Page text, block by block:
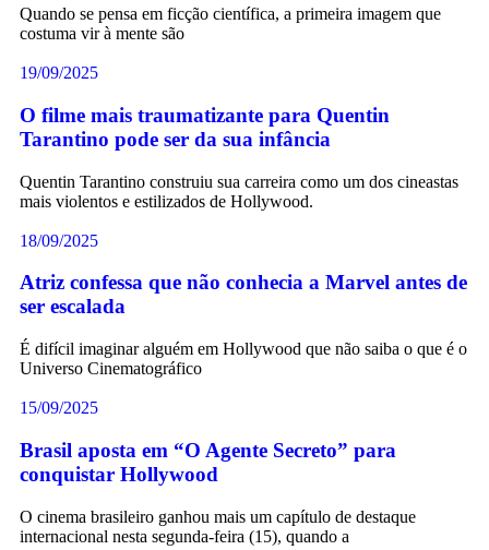
Quando se pensa em ficção científica, a primeira imagem que
costuma vir à mente são
19/09/2025
O filme mais traumatizante para Quentin
Tarantino pode ser da sua infância
Quentin Tarantino construiu sua carreira como um dos cineastas
mais violentos e estilizados de Hollywood.
18/09/2025
Atriz confessa que não conhecia a Marvel antes de
ser escalada
É difícil imaginar alguém em Hollywood que não saiba o que é o
Universo Cinematográfico
15/09/2025
Brasil aposta em “O Agente Secreto” para
conquistar Hollywood
O cinema brasileiro ganhou mais um capítulo de destaque
internacional nesta segunda-feira (15), quando a